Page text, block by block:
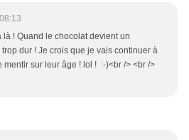
là ! Quand le chocolat devient un
dur ! Je crois que je vais continuer à
mentir sur leur âge ! lol ! :-)<br /> <br />